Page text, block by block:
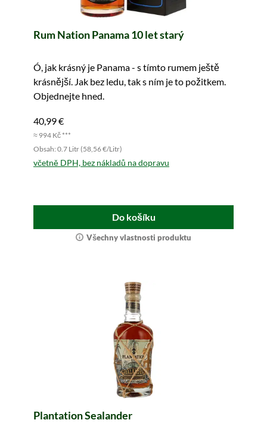
Rum Nation Panama 10 let starý
Ó, jak krásný je Panama - s tímto rumem ještě
krásnější. Jak bez ledu, tak s ním je to požitkem.
Objednejte hned.
40,99 €
≈ 994 Kč ***
Obsah: 0.7 Litr (58,56 €/Litr)
včetně DPH, bez nákladů na dopravu
Do košíku
Všechny vlastnosti produktu
Plantation Sealander